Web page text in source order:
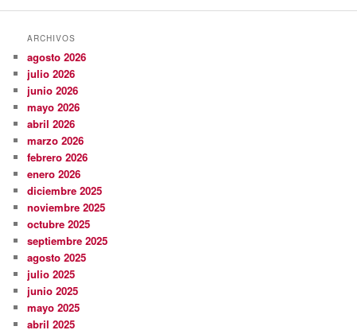
ARCHIVOS
agosto 2026
julio 2026
junio 2026
mayo 2026
abril 2026
marzo 2026
febrero 2026
enero 2026
diciembre 2025
noviembre 2025
octubre 2025
septiembre 2025
agosto 2025
julio 2025
junio 2025
mayo 2025
abril 2025